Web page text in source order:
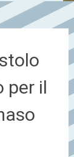
per il